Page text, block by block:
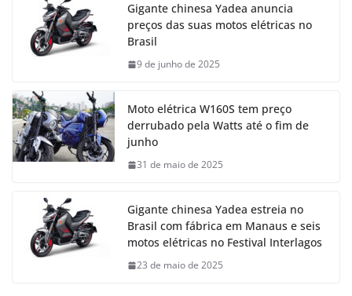
Gigante chinesa Yadea anuncia
preços das suas motos elétricas no
Brasil
9 de junho de 2025
Moto elétrica W160S tem preço
derrubado pela Watts até o fim de
junho
31 de maio de 2025
Gigante chinesa Yadea estreia no
Brasil com fábrica em Manaus e seis
motos elétricas no Festival Interlagos
23 de maio de 2025